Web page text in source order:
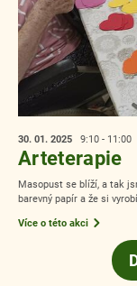
30. 01. 2025 9:10 - 11:00
Arteterapie
Masopust se blíží, a tak
barevný papír a že si
Více o této akci